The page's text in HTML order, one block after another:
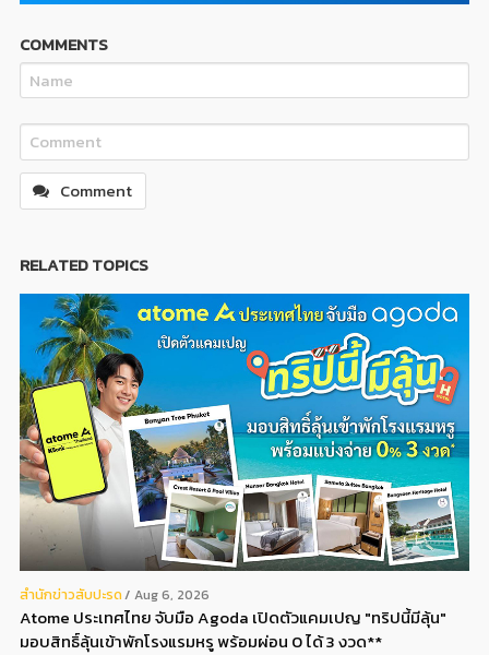
COMMENTS
Comment
RELATED TOPICS
สํานักข่าวสับปะรด Aug 6, 2026
Atome ประเทศไทย จับมือ Agoda เปิดตัวแคมเปญ "ทริปนี้มีลุ้น"
มอบสิทธิ์ลุ้นเข้าพักโรงแรมหรู พร้อมผ่อน 0 ได้ 3 งวด**